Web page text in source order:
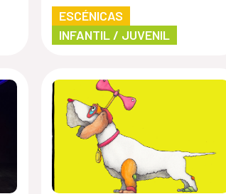
ESCÉNICAS
INFANTIL / JUVENIL